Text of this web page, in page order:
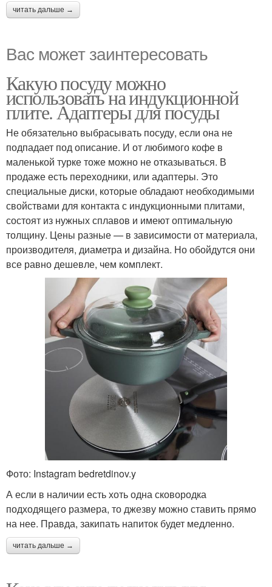
читать дальше →
Вас может заинтересовать
Какую посуду можно
использовать на индукционной
плите. Адаптеры для посуды
Не обязательно выбрасывать посуду, если она не
подпадает под описание. И от любимого кофе в
маленькой турке тоже можно не отказываться. В
продаже есть переходники, или адаптеры. Это
специальные диски, которые обладают необходимыми
свойствами для контакта с индукционными плитами,
состоят из нужных сплавов и имеют оптимальную
толщину. Цены разные — в зависимости от материала,
производителя, диаметра и дизайна. Но обойдутся они
все равно дешевле, чем комплект.
Фото: Instagram bedretdinov.y
А если в наличии есть хоть одна сковородка
подходящего размера, то джезву можно ставить прямо
на нее. Правда, закипать напиток будет медленно.
читать дальше →